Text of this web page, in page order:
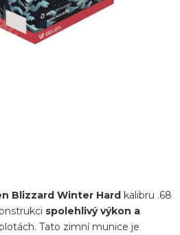
Blizzard Winter Hard kalibru .68
spolehlivý výkon a
Tato zimní munice je